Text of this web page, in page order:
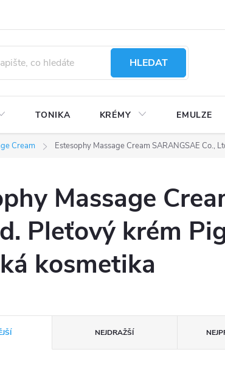
HLEDAT
TONIKA KRÉMY EMULZE
Cream Estesophy Massage Cream SARANGSAE Co.,
Massage
Pleťový krém
kosmetika
NEJDRAŽŠÍ